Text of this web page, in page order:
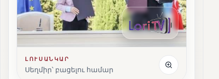
ԼՈՒՍԱՆԿԱՐ
Սեղմիր՝ բացելու համար